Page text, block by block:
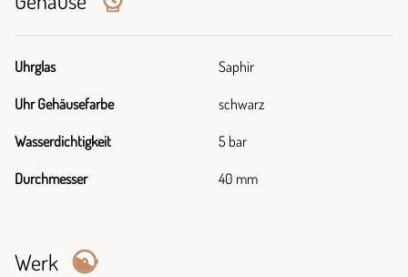
Uhrglas Saphir
Uhr Gehäusefarbe schwarz
Wasserdichtigkeit 5 bar
Durchmesser 40 mm
Werk